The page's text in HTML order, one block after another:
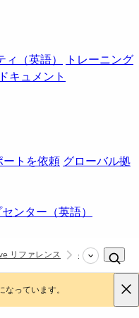
（英語）
トレーニング
ドキュメント
ートを依頼 グローバル拠
ンター（英語）
リファレンス dw::Core
なっています。